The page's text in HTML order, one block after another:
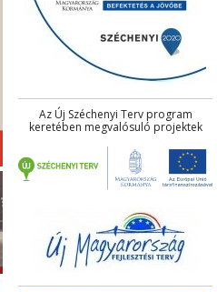
Az Új Széchenyi Terv program
keretében megvalósuló projektek